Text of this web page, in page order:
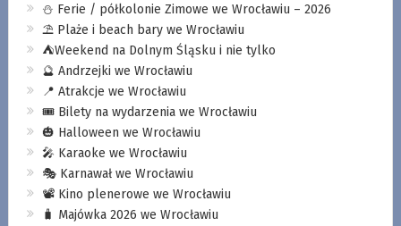
⛄️ Ferie / półkolonie Zimowe we Wrocławiu – 2026
⛱️ Plaże i beach bary we Wrocławiu
⛺️Weekend na Dolnym Śląsku i nie tylko
🔮 Andrzejki we Wrocławiu
📍 Atrakcje we Wrocławiu
🎟️ Bilety na wydarzenia we Wrocławiu
🎃 Halloween we Wrocławiu
🎤 Karaoke we Wrocławiu
🎭 Karnawał we Wrocławiu
📽️ Kino plenerowe we Wrocławiu
🧳 Majówka 2026 we Wrocławiu